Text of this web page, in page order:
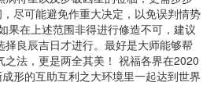
尽可能避免作重大决定，以免误判情势
果在上述范围非得进行修造不可，建议
择良辰吉日才进行。最好是大师能够帮
之法，更是两全其美！ 祝福各界在2020
形的互助互利之大环境里一起达到世界